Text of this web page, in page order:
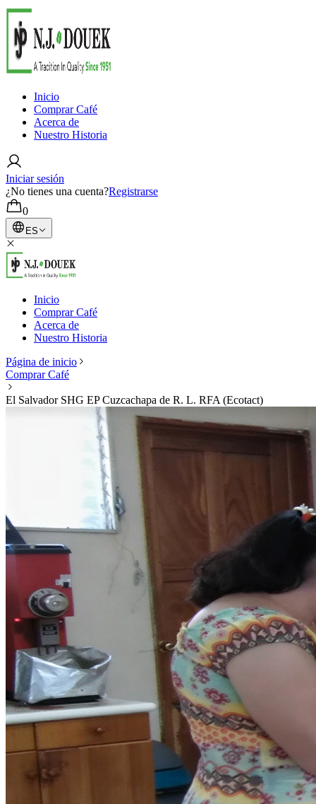
Inicio
Comprar Café
Acerca de
Nuestro Historia
Iniciar sesión
¿No tienes una cuenta?Registrarse
0
ES
Inicio
Comprar Café
Acerca de
Nuestro Historia
Página de inicio
Comprar Café
El Salvador SHG EP Cuzcachapa de R. L. RFA (Ecotact)